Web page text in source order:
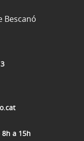
a 15h
Bescanó